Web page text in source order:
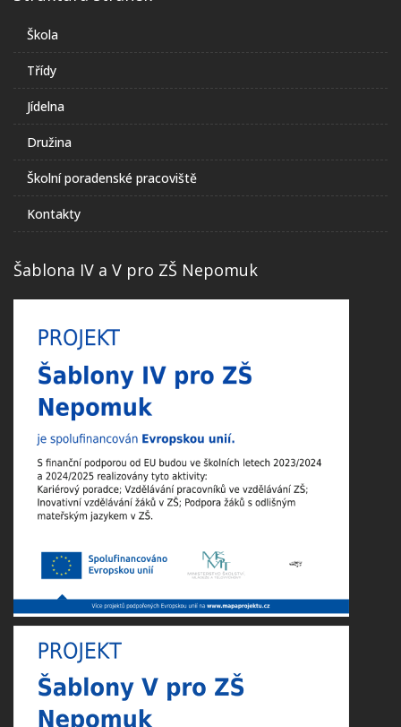
Škola
Třídy
Jídelna
Družina
Školní poradenské pracoviště
Kontakty
Šablona IV a V pro ZŠ Nepomuk